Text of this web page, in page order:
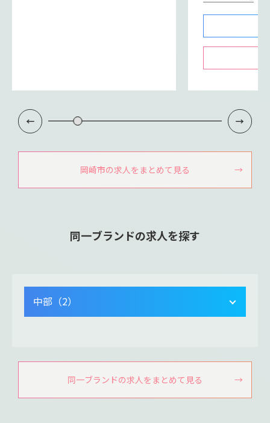
岡崎市の求人をまとめて見る
同一ブランドの求人を探す
中部（2）
同一ブランドの求人をまとめて見る